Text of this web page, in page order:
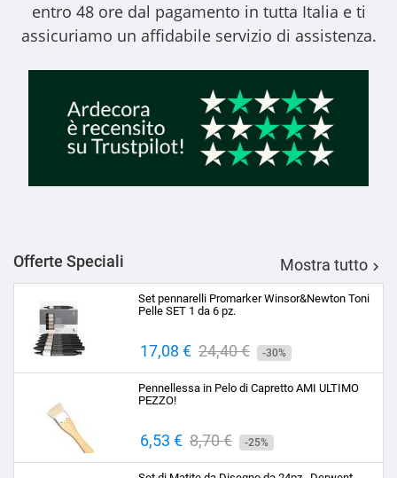
entro 48 ore dal pagamento in tutta Italia e ti
assicuriamo un affidabile servizio di assistenza.
Offerte Speciali Mostra tutto 
Set pennarelli Promarker Winsor&Newton Toni
Pelle SET 1 da 6 pz.
Prezzo
17,08 € Prezzo
base
24,40 € -30%
Pennellessa in Pelo di Capretto AMI ULTIMO
PEZZO!
Prezzo
6,53 € Prezzo
base
8,70 € -25%